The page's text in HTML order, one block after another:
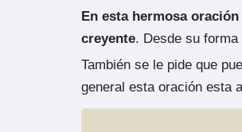
En esta hermosa
creyente. Desde su
También se le pide que
general esta oración esta